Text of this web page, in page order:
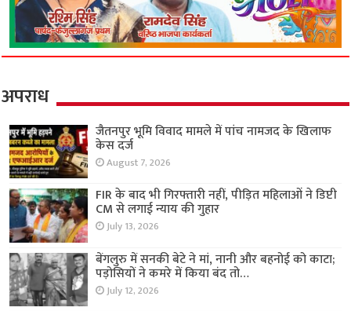
अपराध
जैतनपुर भूमि विवाद मामले में पांच नामजद के खिलाफ
केस दर्ज
August 7, 2026
FIR के बाद भी गिरफ्तारी नहीं, पीड़ित महिलाओं ने डिप्टी
CM से लगाई न्याय की गुहार
July 13, 2026
बेंगलुरु में सनकी बेटे ने मां, नानी और बहनोई को काटा;
पड़ोसियों ने कमरे में किया बंद तो…
July 12, 2026